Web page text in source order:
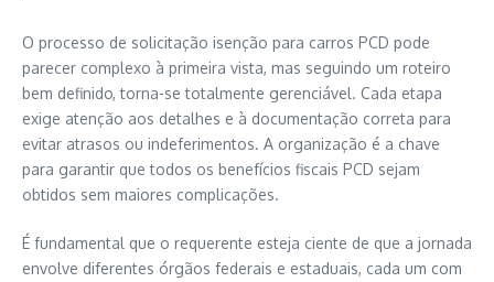
O processo de solicitação isenção para carros PCD pode
parecer complexo à primeira vista, mas seguindo um roteiro
bem definido, torna-se totalmente gerenciável. Cada etapa
exige atenção aos detalhes e à documentação correta para
evitar atrasos ou indeferimentos. A organização é a chave
para garantir que todos os benefícios fiscais PCD sejam
obtidos sem maiores complicações.
É fundamental que o requerente esteja ciente de que a jornada
envolve diferentes órgãos federais e estaduais, cada um com